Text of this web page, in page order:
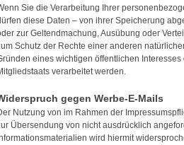
Sie die Verarbeitung Ihrer
diese Daten – von ihrer Speicherung
zur Geltendmachung, Ausübung oder
Schutz der Rechte einer anderen
eines wichtigen öffentlichen
verarbeitet werden.
gegen Werbe-E-Mails
Nutzung von im Rahmen der
Übersendung von nicht ausdrücklich
wird hiermit